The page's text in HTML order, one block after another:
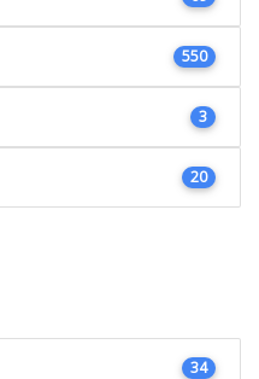
550
3
20
34